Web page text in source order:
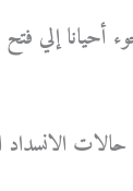
أحيانا إلي
الانسداد